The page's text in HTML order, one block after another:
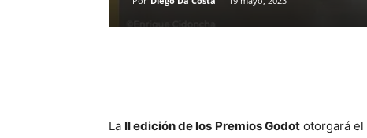
La II edición de los Premios Godototorgará el